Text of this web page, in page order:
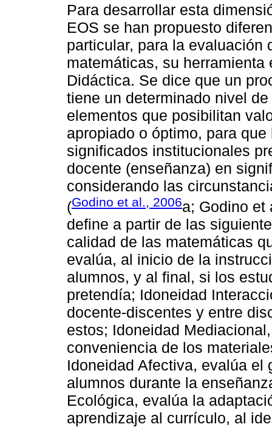
Para desarrollar esta
EOS se han propuesto
particular, para la evaluación
matemáticas, su
Didáctica. Se dice que un
tiene un determinado nivel
elementos que posibilitan
apropiado o óptimo, para
significados institucionales
docente (enseñanza) en
considerando las
(Godino et al., 2006a; Godino et
define a partir de las
calidad de las matemáticas
evalúa, al inicio de la
alumnos, y al final, si los
pretendía; Idoneidad
docente-discentes y entre
estos; Idoneidad
conveniencia de los
Idoneidad Afectiva, evalúa el
alumnos durante la
Ecológica, evalúa la
aprendizaje al currículo, al